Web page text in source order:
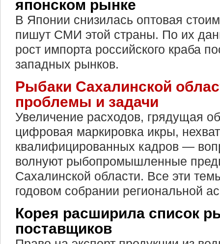
японском рынке
В Японии снизилась оптовая
пишут СМИ этой страны. По их
рост импорта российского краба
западных рынков.
Рыбаки Сахалинской
проблемы и задачи
Увеличение расходов, грядущая
цифровая маркировка икры,
квалифицированных кадров —
волнуют рыбопромышленные
Сахалинской области. Все эти
годовом собрании региональной
Корея расширила список
поставщиков